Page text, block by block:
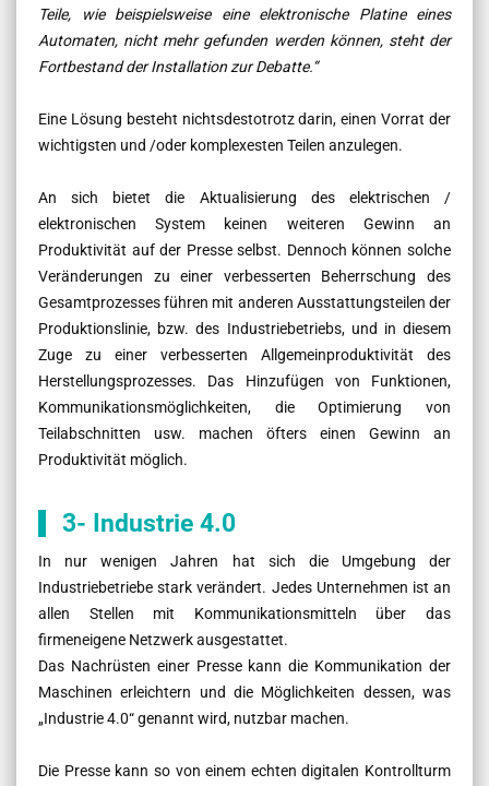
Teile, wie beispielsweise eine elektronische Platine eines
Automaten, nicht mehr gefunden werden können, steht der
Fortbestand der Installation zur Debatte.“
Eine Lösung besteht nichtsdestotrotz darin, einen Vorrat der
wichtigsten und /oder komplexesten Teilen anzulegen.
An sich bietet die Aktualisierung des elektrischen /
elektronischen System keinen weiteren Gewinn an
Produktivität auf der Presse selbst. Dennoch können solche
Veränderungen zu einer verbesserten Beherrschung des
Gesamtprozesses führen mit anderen Ausstattungsteilen der
Produktionslinie, bzw. des Industriebetriebs, und in diesem
Zuge zu einer verbesserten Allgemeinproduktivität des
Herstellungsprozesses. Das Hinzufügen von Funktionen,
Kommunikationsmöglichkeiten, die Optimierung von
Teilabschnitten usw. machen öfters einen Gewinn an
Produktivität möglich.
3- Industrie 4.0
In nur wenigen Jahren hat sich die Umgebung der
Industriebetriebe stark verändert. Jedes Unternehmen ist an
allen Stellen mit Kommunikationsmitteln über das
firmeneigene Netzwerk ausgestattet.
Das Nachrüsten einer Presse kann die Kommunikation der
Maschinen erleichtern und die Möglichkeiten dessen, was
„Industrie 4.0“ genannt wird, nutzbar machen.
Die Presse kann so von einem echten digitalen Kontrollturm